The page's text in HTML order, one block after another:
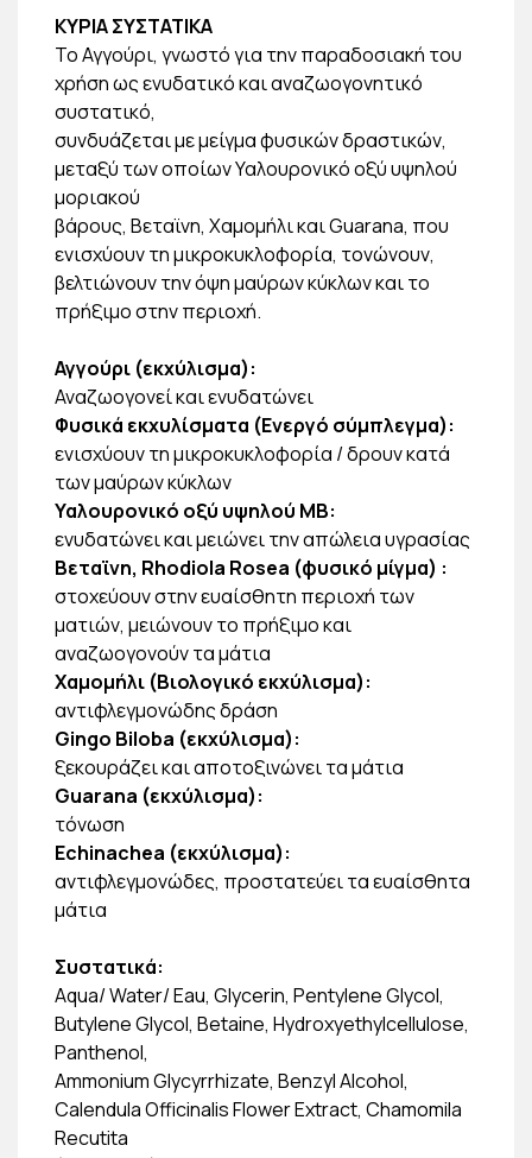
ΚΥΡΙΑ ΣΥΣΤΑΤΙΚΑ
Το Αγγούρι, γνωστό για την παραδοσιακή του
χρήση ως ενυδατικό και αναζωογονητικό
συστατικό,
συνδυάζεται με μείγμα φυσικών δραστικών,
μεταξύ των οποίων Υαλουρονικό οξύ υψηλού
μοριακού
βάρους, Βεταϊνη, Χαμομήλι και Guarana, που
ενισχύουν τη μικροκυκλοφορία, τονώνουν,
βελτιώνουν την όψη μαύρων κύκλων και το
πρήξιμο στην περιοχή.
Αγγούρι (εκχύλισμα):
Αναζωογονεί και ενυδατώνει
Φυσικά εκχυλίσματα (Ενεργό σύμπλεγμα):
ενισχύουν τη μικροκυκλοφορία / δρουν κατά
των μαύρων κύκλων
Υαλουρονικό οξύ υψηλού ΜΒ:
ενυδατώνει και μειώνει την απώλεια υγρασίας
Βεταϊνη, Rhodiola Rosea (φυσικό μίγμα) :
στοχεύουν στην ευαίσθητη περιοχή των
ματιών, μειώνουν το πρήξιμο και
αναζωογονούν τα μάτια
Χαμομήλι (Βιολογικό εκχύλισμα):
αντιφλεγμονώδης δράση
Gingo Biloba (εκχύλισμα):
ξεκουράζει και αποτοξινώνει τα μάτια
Guarana (εκχύλισμα):
τόνωση
Echinachea (εκχύλισμα):
αντιφλεγμονώδες, προστατεύει τα ευαίσθητα
μάτια
Συστατικά:
Aqua/ Water/ Eau, Glycerin, Pentylene Glycol,
Butylene Glycol, Betaine, Hydroxyethylcellulose,
Panthenol,
Ammonium Glycyrrhizate, Benzyl Alcohol,
Calendula Officinalis Flower Extract, Chamomila
Recutita